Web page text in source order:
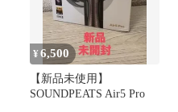
¥6,500
【新品未使用】
SOUNDPEATS Air5 Pro